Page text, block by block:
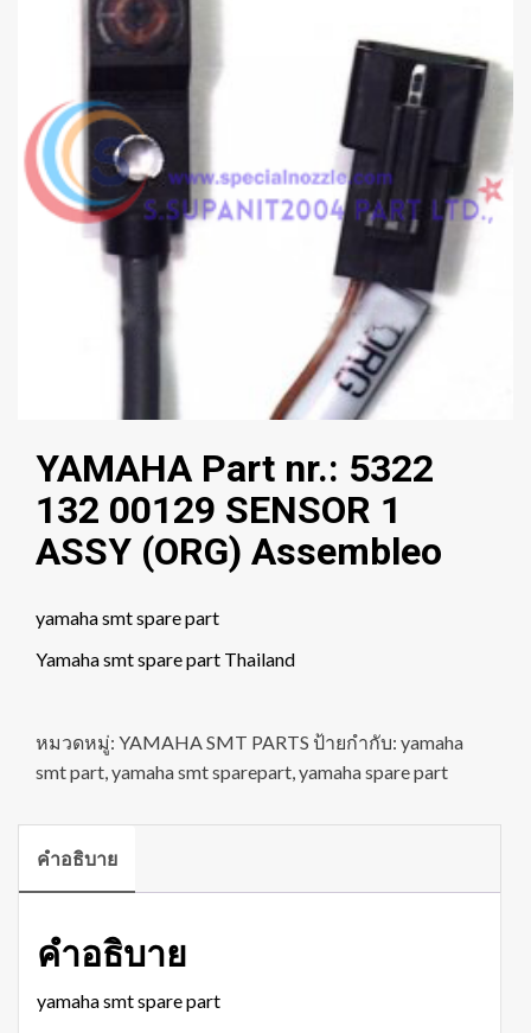
YAMAHA Part nr.: 5322
132 00129 SENSOR 1
ASSY (ORG) Assembleo
yamaha smt spare part
Yamaha smt spare part Thailand
หมวดหมู่: YAMAHA SMT PARTS ป้ายกำกับ: yamaha
smt part,yamaha smt sparepart,yamaha spare part
คำอธิบาย
คำอธิบาย
yamaha smt spare part